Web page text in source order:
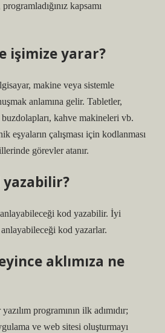
kapsamı
işimize yarar?
makine veya sistemle
anlamına gelir. Tabletler,
kahve makineleri vb.
eşyaların çalışması için kodlanması
görevler atanır.
kod yazabilir. İyi
kod yazarlar.
aklımıza ne
programının ilk adımıdır;
ve web sitesi oluşturmayı